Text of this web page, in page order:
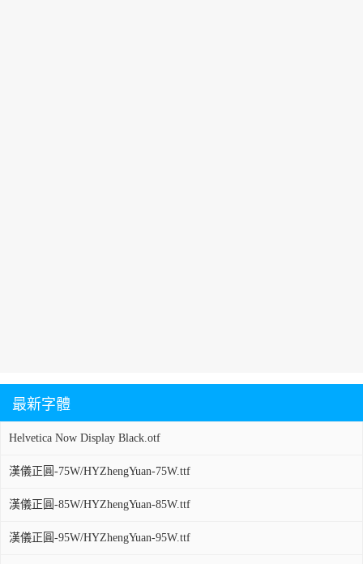
最新字體
Helvetica Now Display Black.otf
漢儀正圓-75W/HYZhengYuan-75W.ttf
漢儀正圓-85W/HYZhengYuan-85W.ttf
漢儀正圓-95W/HYZhengYuan-95W.ttf